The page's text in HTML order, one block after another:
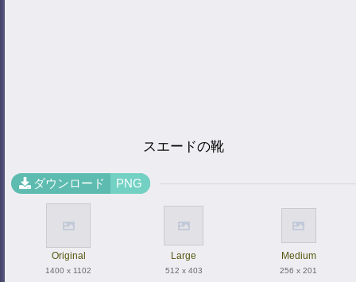
スエードの靴
ダウンロード PNG
Original
1400 x 1102
Large
512 x 403
Medium
256 x 201